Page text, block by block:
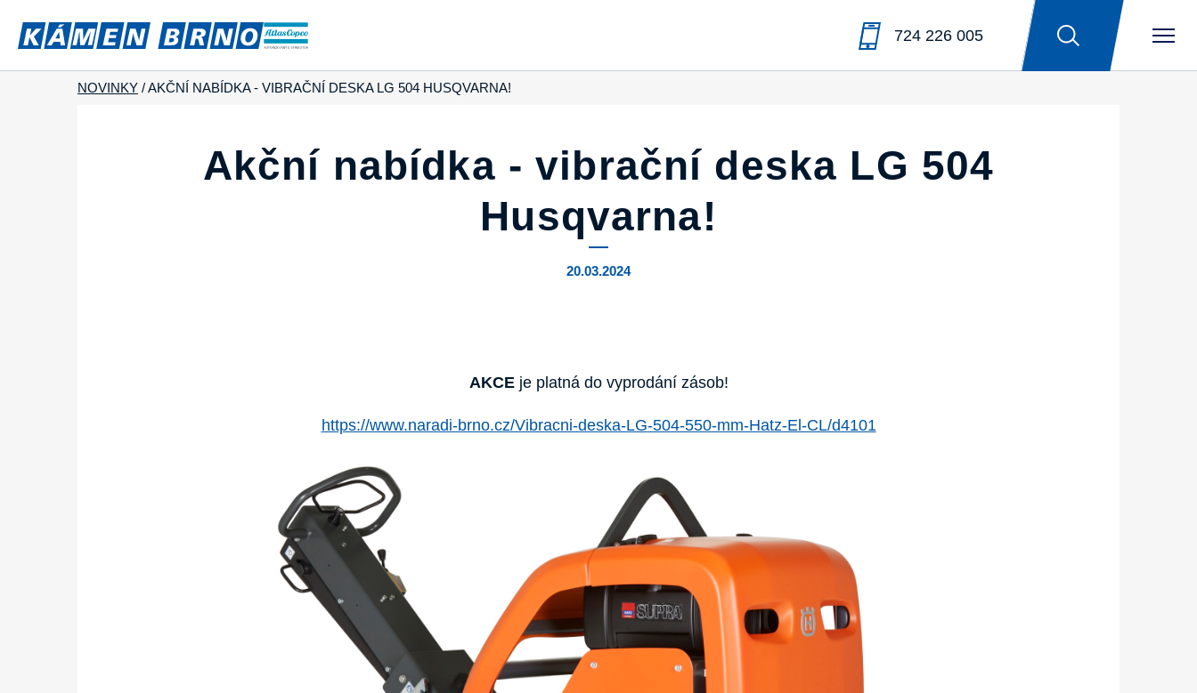
724 226 005
NOVINKY /AKČNÍ NABÍDKA - VIBRAČNÍ DESKA LG 504 HUSQVARNA!
Akční nabídka - vibrační deska LG 504
Husqvarna!
20.03.2024
AKCEje platná do vyprodání zásob!
https://www.naradi-brno.cz/Vibracni-deska-LG-504-550-mm-Hatz-El-CL/d4101